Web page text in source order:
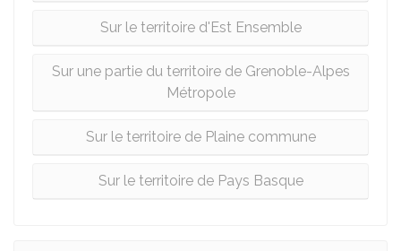
Sur le territoire d'Est Ensemble
Sur une partie du territoire de Grenoble-Alpes
Métropole
Sur le territoire de Plaine commune
Sur le territoire de Pays Basque